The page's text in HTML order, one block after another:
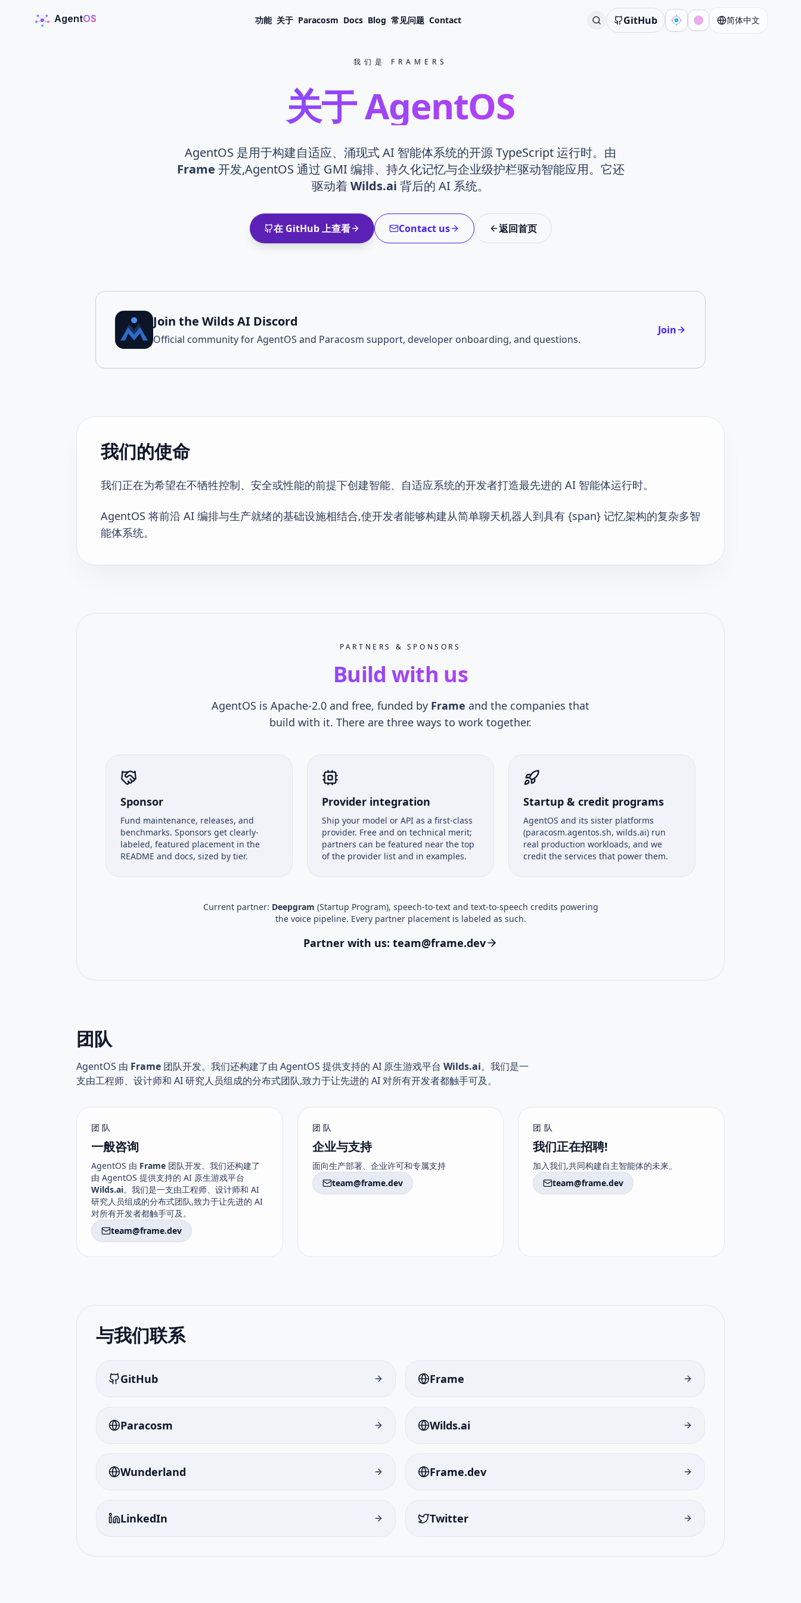
AgentOS 功能 关于 Paracosm Docs Blog 常见问题 Contact GitHub 简体中文
我们是 FRAMERS
关于 AgentOS
AgentOS 是用于构建自适应、涌现式 AI 智能体系统的开源 TypeScript 运行时。由
Frame 开发,AgentOS 通过 GMI 编排、持久化记忆与企业级护栏驱动智能应用。它还
驱动着Wilds.ai 背后的 AI 系统。
在 GitHub 上查看 Contact us 返回首页
Join the Wilds AI Discord
Official community for AgentOS and Paracosm support, developer onboarding, and questions.
Join
我们的使命
我们正在为希望在不牺牲控制、安全或性能的前提下创建智能、自适应系统的开发者打造最先进的 AI 智能体运行时。
AgentOS 将前沿 AI 编排与生产就绪的基础设施相结合,使开发者能够构建从简单聊天机器人到具有 {span} 记忆架构的复杂多智
能体系统。
PARTNERS & SPONSORS
Build with us
AgentOS is Apache-2.0 and free, funded by Frame and the companies that
build with it. There are three ways to work together.
Sponsor
Fund maintenance, releases, and
benchmarks. Sponsors get clearly-
labeled, featured placement in the
README and docs, sized by tier.
Provider integration
Ship your model or API as a first-class
provider. Free and on technical merit;
partners can be featured near the top
of the provider list and in examples.
Startup & credit programs
AgentOS and its sister platforms
(paracosm.agentos.sh, wilds.ai) run
real production workloads, and we
credit the services that power them.
Current partner: Deepgram (Startup Program), speech-to-text and text-to-speech credits powering
the voice pipeline. Every partner placement is labeled as such.
Partner with us: team@frame.dev
团队
AgentOS 由 Frame 团队开发。我们还构建了由 AgentOS 提供支持的 AI 原生游戏平台 Wilds.ai。我们是一
支由工程师、设计师和 AI 研究人员组成的分布式团队,致力于让先进的 AI 对所有开发者都触手可及。
团队
一般咨询
AgentOS 由 Frame 团队开发。我们还构建了
由 AgentOS 提供支持的 AI 原生游戏平台
Wilds.ai。我们是一支由工程师、设计师和 AI
研究人员组成的分布式团队,致力于让先进的 AI
对所有开发者都触手可及。
team@frame.dev
团队
企业与支持
面向生产部署、企业许可和专属支持
team@frame.dev
团队
我们正在招聘!
加入我们,共同构建自主智能体的未来。
team@frame.dev
与我们联系
GitHub Frame
Paracosm Wilds.ai
Wunderland Frame.dev
LinkedIn Twitter